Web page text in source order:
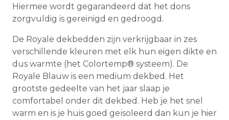
Hiermee wordt gegarandeerd dat het dons
zorgvuldig is gereinigd en gedroogd.
De Royale dekbedden zijn verkrijgbaar in zes
verschillende kleuren met elk hun eigen dikte en
dus warmte (het Colortemp® systeem). De
Royale Blauw is een medium dekbed. Het
grootste gedeelte van het jaar slaap je
comfortabel onder dit dekbed. Heb je het snel
warm en is je huis goed geïsoleerd dan kun je hier